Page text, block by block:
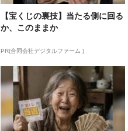
【宝くじの裏技】当たる側に回る
か、このままか
PR(合同会社デジタルファーム )